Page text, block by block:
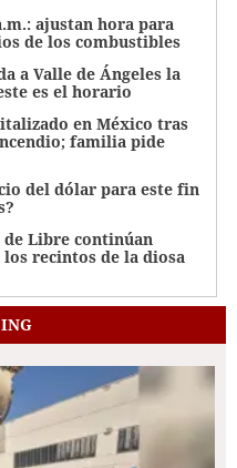
ajustan hora para
de los combustibles
a Valle de Ángeles la
es el horario
en México tras
familia pide
del dólar para este fin
de Libre continúan
recintos de la diosa